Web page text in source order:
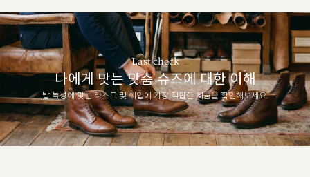
Last check
나에게 맞는 맞춤 슈즈에 대한 이해
발 특성에 맞는 라스트 및 쉐입에 가장 적합한 제품을 확인해보세요.